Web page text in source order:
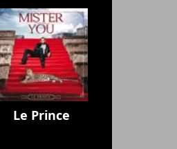
Le Prince